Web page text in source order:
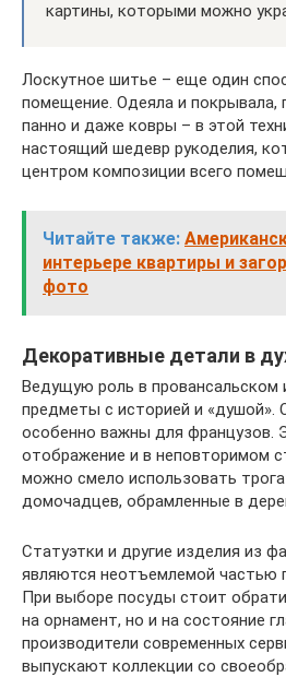
картины, которыми можно
Лоскутное шитье – еще один
помещение. Одеяла и покрывала,
панно и даже ковры – в этой
настоящий шедевр рукоделия,
центром композиции всего
Читайте также:
интерьере квартиры и
фото
Декоративные детали в
Ведущую роль в провансальском
предметы с историей и «душой».
особенно важны для французов.
отображение и в неповторимом
можно смело использовать
домочадцев, обрамленные в
Статуэтки и другие изделия из
являются неотъемлемой частью
При выборе посуды стоит
на орнамент, но и на состояние
производители современных
выпускают коллекции со